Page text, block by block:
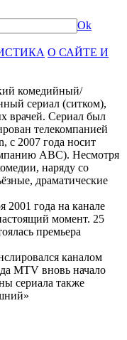
Ok
О САЙТЕ И
комедийный/
сериал (ситком),
врачей. Сериал был
телекомпанией
с 2007 года носит
ABC). Несмотря
наряду со
драматические
2001 года на канале
момент. 25
премьера
каналом
MTV вновь начало
сериала также